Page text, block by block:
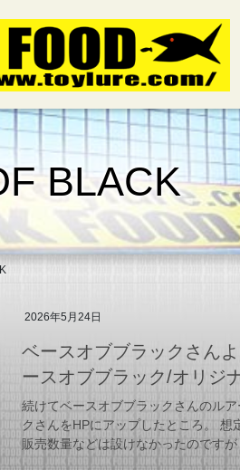
BLACK
2026年5月24日
ベースオブブラックさん
ースオブブラック/オリジ
続けてベースオブブラックさんのル
クさんをHPにアップしたところ。 想
販売数量などは設けなかったのです